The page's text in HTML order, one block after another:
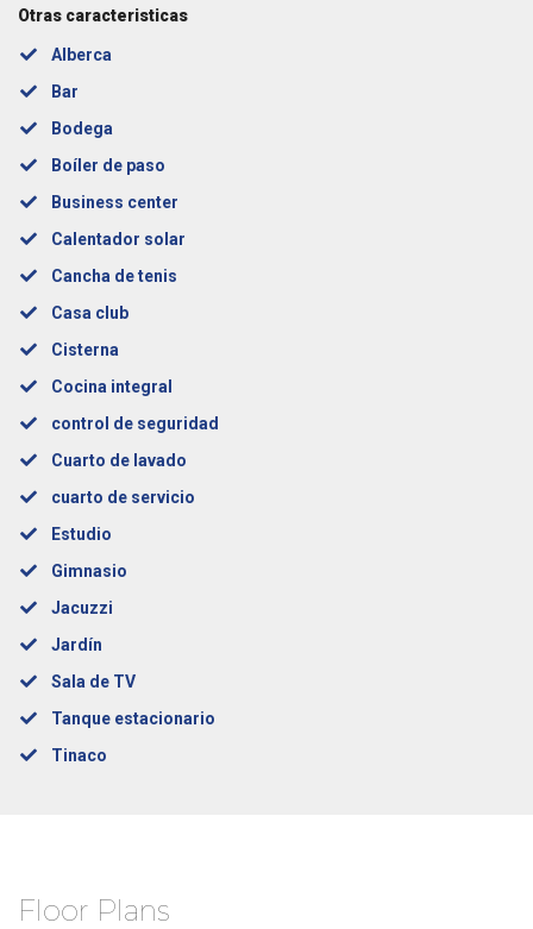
Otras caracteristicas
Alberca
Bar
Bodega
Boíler de paso
Business center
Calentador solar
Cancha de tenis
Casa club
Cisterna
Cocina integral
control de seguridad
Cuarto de lavado
cuarto de servicio
Estudio
Gimnasio
Jacuzzi
Jardín
Sala de TV
Tanque estacionario
Tinaco
Floor Plans